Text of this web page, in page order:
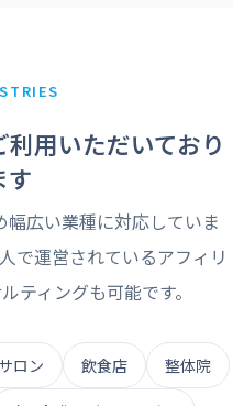
用いただいており
す
広い業種に対応していま
で運営されているアフィリ
ティングも可能です。
ロン 飲食店 整体院